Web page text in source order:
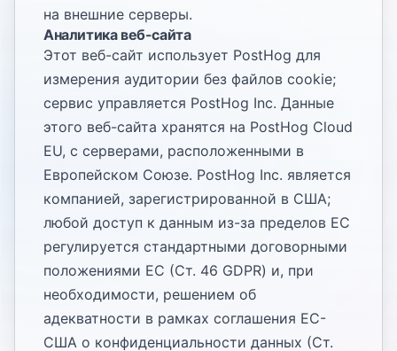
на внешние серверы.
Аналитика веб-сайта
Этот веб-сайт использует PostHog для
измерения аудитории без файлов cookie;
сервис управляется PostHog Inc. Данные
этого веб-сайта хранятся на PostHog Cloud
EU, с серверами, расположенными в
Европейском Союзе. PostHog Inc. является
компанией, зарегистрированной в США;
любой доступ к данным из-за пределов ЕС
регулируется стандартными договорными
положениями ЕС (Ст. 46 GDPR) и, при
необходимости, решением об
адекватности в рамках соглашения ЕС-
США о конфиденциальности данных (Ст.